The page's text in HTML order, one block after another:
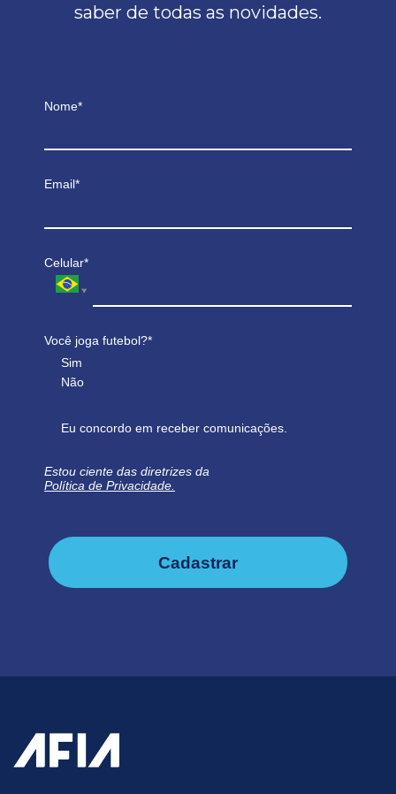
saber de todas as novidades.
Nome*
Email*
Celular*
Você joga futebol?*
Sim
Não
Eu concordo em receber comunicações.
Estou ciente das diretrizes da
Política de Privacidade.
Cadastrar